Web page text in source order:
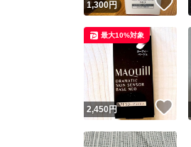
1,300円 い
2,450 円
最大10%対象